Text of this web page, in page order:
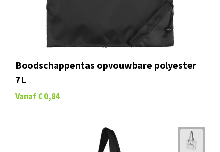
Boodschappentas opvouwbare polyester
7L
Vanaf € 0,84